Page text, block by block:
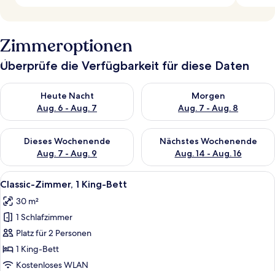
Zimmeroptionen
Überprüfe die Verfügbarkeit für diese Daten
Heute Nacht
Aug. 6 - Aug. 7
Überprüfe die Verfügbarkeit für heute Nacht, Aug. 6 - Aug. 7.
Morgen
Aug. 7 - Aug. 8
Überprüfe die Verfügbarkeit
Dieses Wochenende
Aug. 7 - Aug. 9
Überprüfe die Verfügbarkeit für dieses Wochenende, Aug. 7
Nächstes Wochenende
Aug. 14 - Aug. 16
Überprüfe die Verfügbarkeit
Alle
Fotos
für
Classic-
Zimmer,
1 King-
Bett
Ein Hotelzimmer mit einem großen
4
Classic-Zimmer, 1 King-Bett
30 m²
1 Schlafzimmer
Platz für 2 Personen
1 King-Bett
Kostenloses WLAN